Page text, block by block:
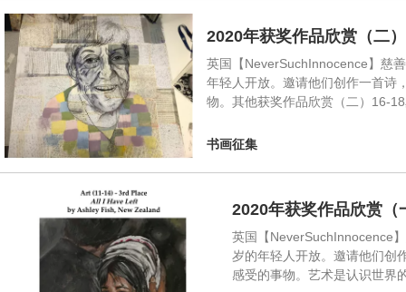
2020年获奖作品欣赏（二
英国【NeverSuchInnocence】慈
年轻人开放。邀请他们创作一首诗
物。其他获奖作品欣赏（二）16-
书画征集
2020年获奖作品欣赏
英国【NeverSuchInnocence
岁的年轻人开放。邀请他们创
感受的事物。艺术是认识世界